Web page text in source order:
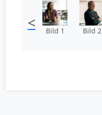
< Bild 1 Bild 2